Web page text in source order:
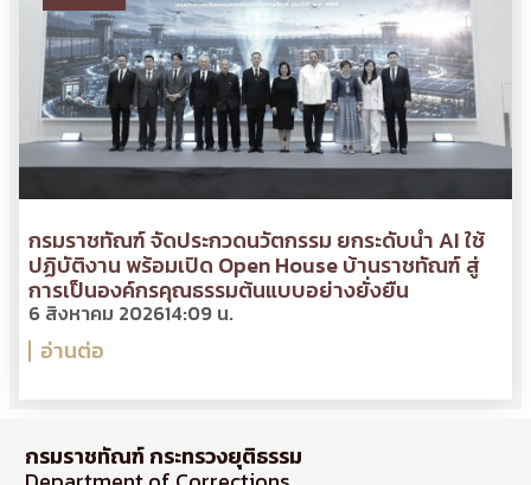
กรมราชทัณฑ์ จัดประกวดนวัตกรรม ยกระดับนำ AI ใช้
ปฏิบัติงาน พร้อมเปิด Open House บ้านราชทัณฑ์ สู่
การเป็นองค์กรคุณธรรมต้นแบบอย่างยั่งยืน
6 สิงหาคม 202614:09 น.
อ่านต่อ
กรมราชทัณฑ์ กระทรวงยุติธรรม